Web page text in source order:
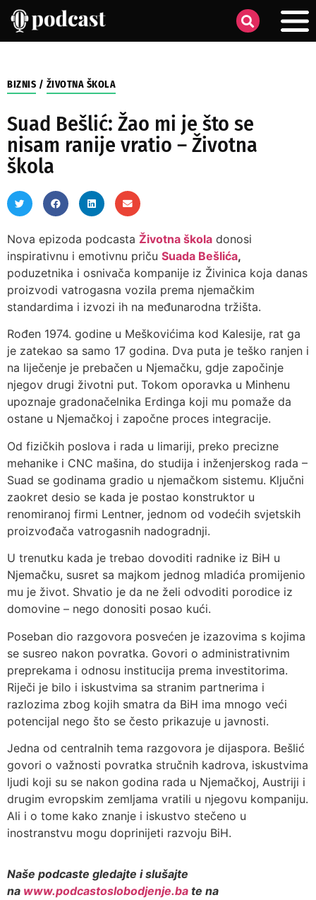
BIZNIS / ŽIVOTNA ŠKOLA
Suad Bešlić: Žao mi je što se
nisam ranije vratio – Životna
škola
Nova epizoda podcasta Životna škola donosi
inspirativnu i emotivnu priču Suada Bešlića,
poduzetnika i osnivača kompanije iz Živinica koja danas
proizvodi vatrogasna vozila prema njemačkim
standardima i izvozi ih na međunarodna tržišta.
Rođen 1974. godine u Meškovićima kod Kalesije, rat ga
je zatekao sa samo 17 godina. Dva puta je teško ranjen i
na liječenje je prebačen u Njemačku, gdje započinje
njegov drugi životni put. Tokom oporavka u Minhenu
upoznaje gradonačelnika Erdinga koji mu pomaže da
ostane u Njemačkoj i započne proces integracije.
Od fizičkih poslova i rada u limariji, preko precizne
mehanike i CNC mašina, do studija i inženjerskog rada –
Suad se godinama gradio u njemačkom sistemu. Ključni
zaokret desio se kada je postao konstruktor u
renomiranoj firmi Lentner, jednom od vodećih svjetskih
proizvođača vatrogasnih nadogradnji.
U trenutku kada je trebao dovoditi radnike iz BiH u
Njemačku, susret sa majkom jednog mladića promijenio
mu je život. Shvatio je da ne želi odvoditi porodice iz
domovine – nego donositi posao kući.
Poseban dio razgovora posvećen je izazovima s kojima
se susreo nakon povratka. Govori o administrativnim
preprekama i odnosu institucija prema investitorima.
Riječi je bilo i iskustvima sa stranim partnerima i
razlozima zbog kojih smatra da BiH ima mnogo veći
potencijal nego što se često prikazuje u javnosti.
Jedna od centralnih tema razgovora je dijaspora. Bešlić
govori o važnosti povratka stručnih kadrova, iskustvima
ljudi koji su se nakon godina rada u Njemačkoj, Austriji i
drugim evropskim zemljama vratili u njegovu kompaniju.
Ali i o tome kako znanje i iskustvo stečeno u
inostranstvu mogu doprinijeti razvoju BiH.
Naše podcaste gledajte i slušajte
na www.podcastoslobodjenje.ba te na